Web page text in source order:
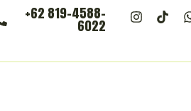
+62 819-4588-
6022